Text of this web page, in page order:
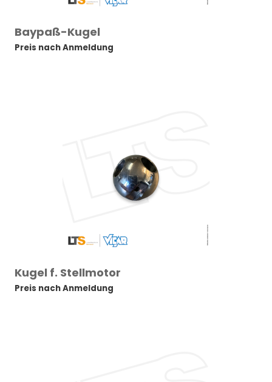
Baypaß-Kugel
Preis nach Anmeldung
Kugel f. Stellmotor
Preis nach Anmeldung